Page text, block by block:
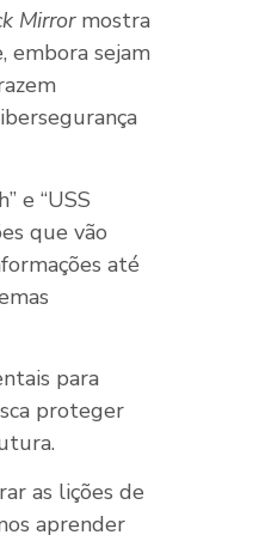
Mirrormostra
embora sejam
e “USS
que vão
até
para
proteger
as lições de
aprender